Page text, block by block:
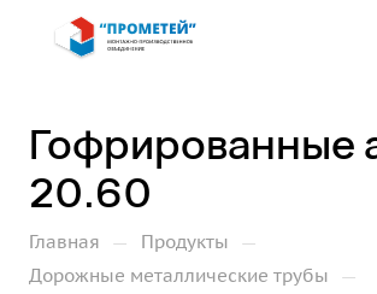
Гофрированные
20.60
Главная — Продукты —
Дорожные металлические трубы —